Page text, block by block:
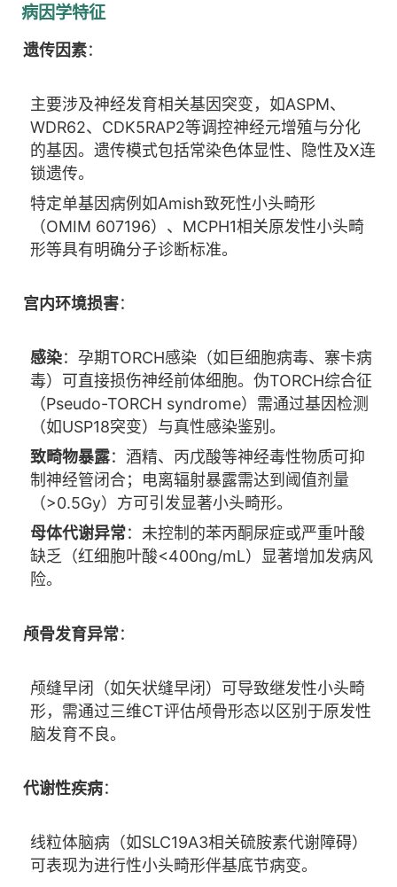
病因学特征
遗传因素：
主要涉及神经发育相关基因突变，如ASPM、
WDR62、CDK5RAP2等调控神经元增殖与分化
的基因。遗传模式包括常染色体显性、隐性及X连
锁遗传。
特定单基因病例如Amish致死性小头畸形
（OMIM 607196）、MCPH1相关原发性小头畸
形等具有明确分子诊断标准。
宫内环境损害：
感染：孕期TORCH感染（如巨细胞病毒、寨卡病
毒）可直接损伤神经前体细胞。伪TORCH综合征
（Pseudo-TORCH syndrome）需通过基因检测
（如USP18突变）与真性感染鉴别。
致畸物暴露：酒精、丙戊酸等神经毒性物质可抑
制神经管闭合；电离辐射暴露需达到阈值剂量
（>0.5Gy）方可引发显著小头畸形。
母体代谢异常：未控制的苯丙酮尿症或严重叶酸
缺乏（红细胞叶酸<400ng/mL）显著增加发病风
险。
颅骨发育异常：
颅缝早闭（如矢状缝早闭）可导致继发性小头畸
形，需通过三维CT评估颅骨形态以区别于原发性
脑发育不良。
代谢性疾病：
线粒体脑病（如SLC19A3相关硫胺素代谢障碍）
可表现为进行性小头畸形伴基底节病变。